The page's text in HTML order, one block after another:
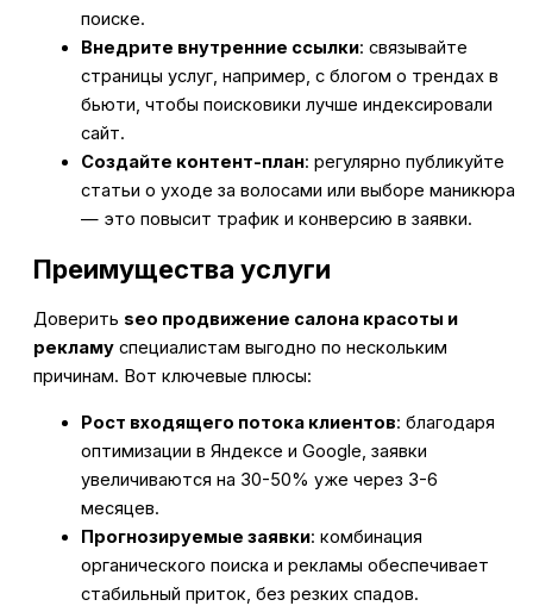
поиске.
Внедрите внутренние ссылки: связывайте
страницы услуг, например, с блогом о трендах в
бьюти, чтобы поисковики лучше индексировали
сайт.
Создайте контент-план: регулярно публикуйте
статьи о уходе за волосами или выборе маникюра
— это повысит трафик и конверсию в заявки.
Преимущества услуги
Доверить seo продвижение салона красоты и
рекламу специалистам выгодно по нескольким
причинам. Вот ключевые плюсы:
Рост входящего потока клиентов: благодаря
оптимизации в Яндексе и Google, заявки
увеличиваются на 30-50% уже через 3-6
месяцев.
Прогнозируемые заявки: комбинация
органического поиска и рекламы обеспечивает
стабильный приток, без резких спадов.